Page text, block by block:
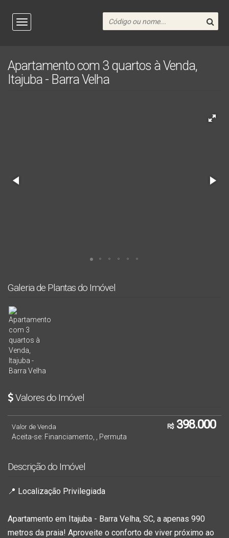
Apartamento com 3 quartos à Venda,
Itajuba - Barra Velha
Galeria de Plantas do Imóvel
Valores do Imóvel
R$398.000
Valor de Venda
Aceita-se: Financiamento, , Permuta
Descrição do Imóvel
📍 Localização Privilegiada
Apartamento em Itajuba - Barra Velha, SC, a apenas 990
metros da praia! Aproveite o conforto de viver próximo ao